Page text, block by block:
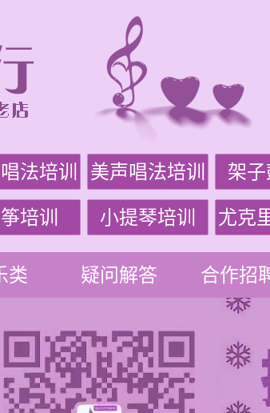
法培训 美声唱法培训 架子
培训 小提琴培训 尤克
类 疑问解答 合作招